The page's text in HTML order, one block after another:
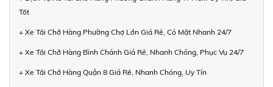
Tốt
+ Xe Tải Chở Hàng Phường Chợ Lớn Giá Rẻ, Có Mặt Nhanh 24/7
+ Xe Tải Chở Hàng Bình Chánh Giá Rẻ, Nhanh Chóng, Phục Vụ 24/7
+ Xe Tải Chở Hàng Quận 8 Giá Rẻ, Nhanh Chóng, Uy Tín